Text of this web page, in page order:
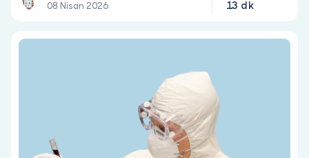
08 Nisan 2026 13 dk